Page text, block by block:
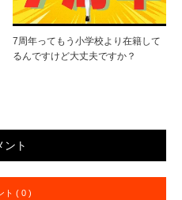
7周年ってもう小学校より在籍して
るんですけど大丈夫ですか？
ント
ト ( 0 )